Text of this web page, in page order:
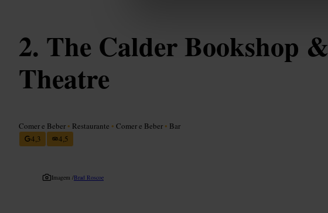
The Calder Bookshop &
Theatre
Comer e Beber • Restaurante • Comer e Beber • Bar
4,3
4,5
Imagem /Brad Roscoe